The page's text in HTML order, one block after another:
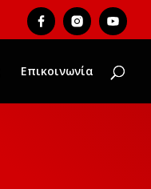
Επικοινωνία